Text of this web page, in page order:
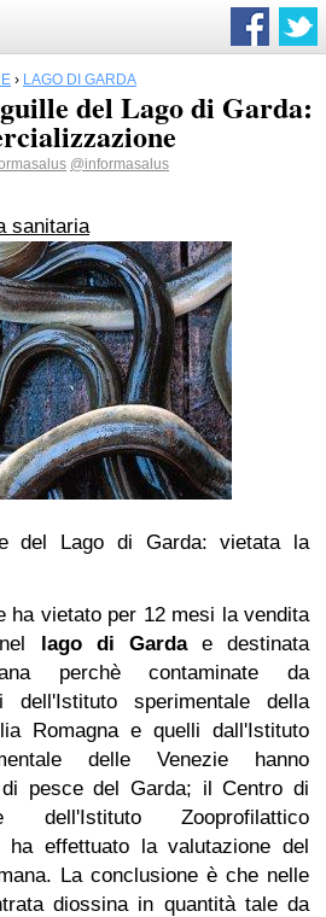
› LAGO DI GARDA
del Lago di Garda:
@informasalus
sanitaria
del Lago di Garda: vietata la
ha vietato per 12 mesi la vendita
lago di Gardae destinata
perchè contaminate da
sperimentale della
Romagna e quelli dall'Istituto
delle Venezie hanno
pesce del Garda; il Centro di
dell'Istituto Zooprofilattico
ha effettuato la valutazione del
La conclusione è che nelle
diossina in quantità tale da